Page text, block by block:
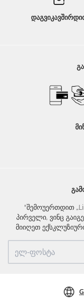
"შემოუერთდით
პირველი, ვინც
მიიღეთ